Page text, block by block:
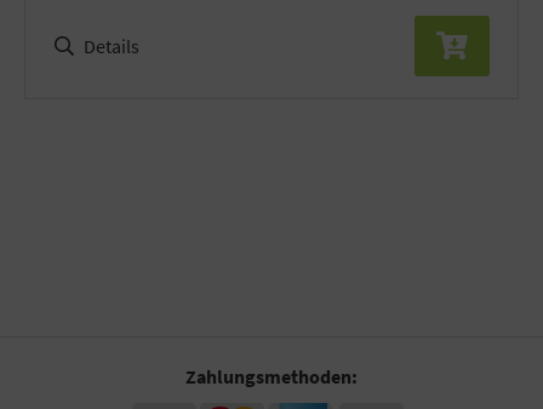
Details
Zahlungsmethoden: